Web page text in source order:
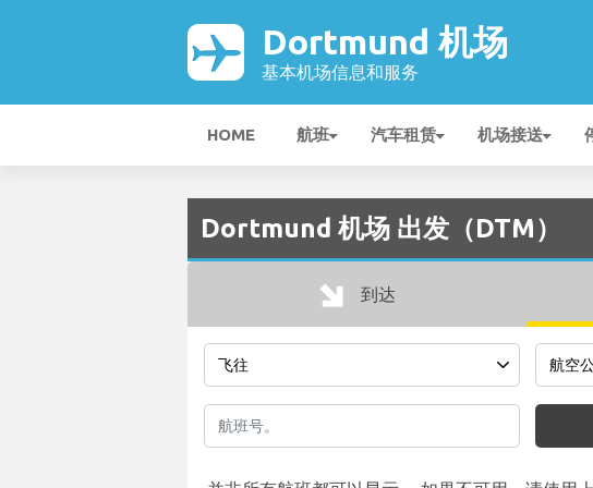
Dortmund 机场
基本机场信息和服务
HOME 航班 汽车租赁 机场接送
Dortmund 机场 出发（DTM）
到达